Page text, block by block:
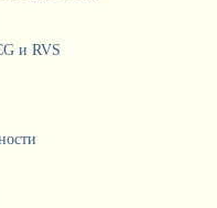
и RVS